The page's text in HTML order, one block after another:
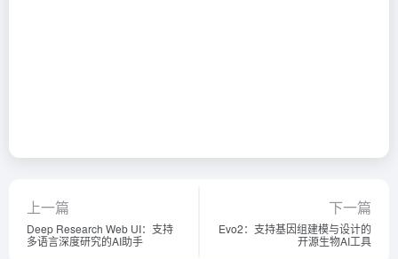
上一篇
Deep Research Web UI：支持
多语言深度研究的AI助手
下一篇
Evo2：支持基因组建模与设计的
开源生物AI工具